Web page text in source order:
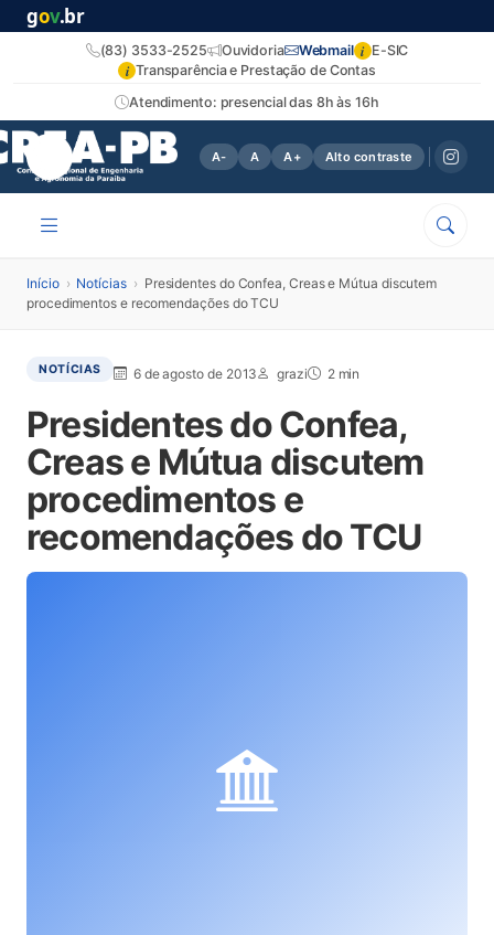
gov.br
Atendimento: presencial das 8h às 16h
(83) 3533-2525 Ouvidoria Webmail i E-SIC
i Transparência e Prestação de Contas
A- A A+ Alto contraste
Início › Notícias › Presidentes do Confea, Creas e Mútua discutem
procedimentos e recomendações do TCU
NOTÍCIAS 6 de agosto de 2013 grazi 2 min
Presidentes do Confea,
Creas e Mútua discutem
procedimentos e
recomendações do TCU